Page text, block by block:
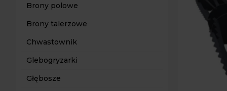
Brony polowe
Brony talerzowe
Chwastownik
Glebogryzarki
Głębosze